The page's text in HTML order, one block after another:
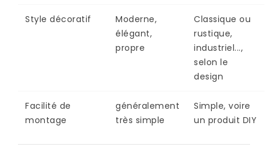
Style décoratif
Moderne,
élégant,
propre
Classique ou
rustique,
industriel...,
selon le
design
Facilité de
montage
généralement
très simple
Simple, voire
un produit DIY